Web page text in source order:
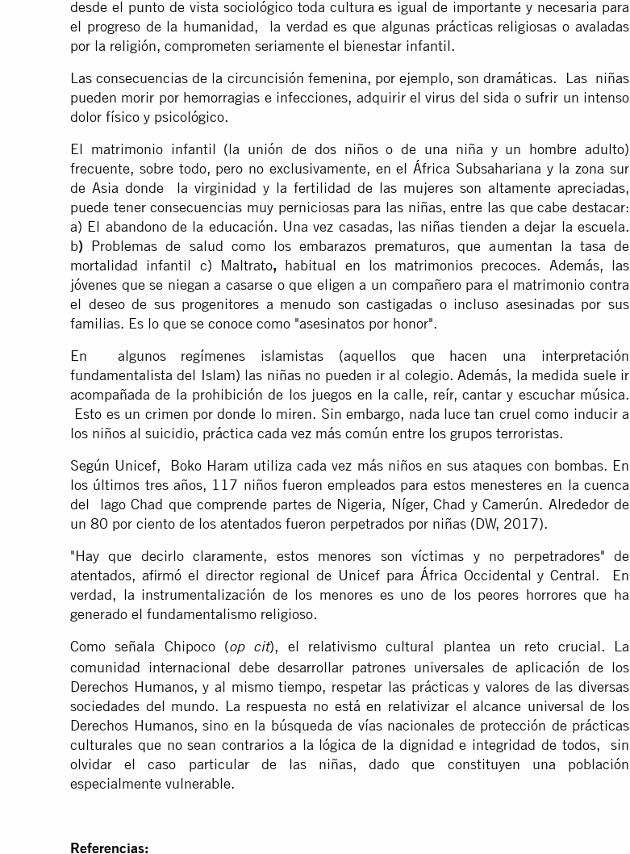
desde el punto de vista sociológico toda cultura es igual de importante y necesaria para
el progreso de la humanidad, la verdad es que algunas prácticas religiosas o avaladas
por la religión, comprometen seriamente el bienestar infantil.
Las consecuencias de la circuncisión femenina, por ejemplo, son dramáticas. Las niñas
pueden morir por hemorragias e infecciones, adquirir el virus del sida o sufrir un intenso
dolor físico y psicológico.
El matrimonio infantil (la unión de dos niños o de una niña y un hombre adulto)
frecuente, sobre todo, pero no exclusivamente, en el África Subsahariana y la zona sur
de Asia donde la virginidad y la fertilidad de las mujeres son altamente apreciadas,
puede tener consecuencias muy perniciosas para las niñas, entre las que cabe destacar:
a) El abandono de la educación. Una vez casadas, las niñas tienden a dejar la escuela.
b) Problemas de salud como los embarazos prematuros, que aumentan la tasa de
mortalidad infantil c) Maltrato, habitual en los matrimonios precoces. Además, las
jóvenes que se niegan a casarse o que eligen a un compañero para el matrimonio contra
el deseo de sus progenitores a menudo son castigadas o incluso asesinadas por sus
familias. Es lo que se conoce como "asesinatos por honor".
En algunos regímenes islamistas (aquellos que hacen una interpretación
fundamentalista del Islam) las niñas no pueden ir al colegio. Además, la medida suele ir
acompañada de la prohibición de los juegos en la calle, reír, cantar y escuchar música.
Esto es un crimen por donde lo miren. Sin embargo, nada luce tan cruel como inducir a
los niños al suicidio, práctica cada vez más común entre los grupos terroristas.
Según Unicef, Boko Haram utiliza cada vez más niños en sus ataques con bombas. En
los últimos tres años, 117 niños fueron empleados para estos menesteres en la cuenca
del lago Chad que comprende partes de Nigeria, Níger, Chad y Camerún. Alrededor de
un 80 por ciento de los atentados fueron perpetrados por niñas (DW, 2017).
"Hay que decirlo claramente, estos menores son víctimas y no perpetradores" de
atentados, afirmó el director regional de Unicef para África Occidental y Central. En
verdad, la instrumentalización de los menores es uno de los peores horrores que ha
generado el fundamentalismo religioso.
Como señala Chipoco (op cit), el relativismo cultural plantea un reto crucial. La
comunidad internacional debe desarrollar patrones universales de aplicación de los
Derechos Humanos, y al mismo tiempo, respetar las prácticas y valores de las diversas
sociedades del mundo. La respuesta no está en relativizar el alcance universal de los
Derechos Humanos, sino en la búsqueda de vías nacionales de protección de prácticas
culturales que no sean contrarios a la lógica de la dignidad e integridad de todos, sin
olvidar el caso particular de las niñas, dado que constituyen una población
especialmente vulnerable.
Referencias: